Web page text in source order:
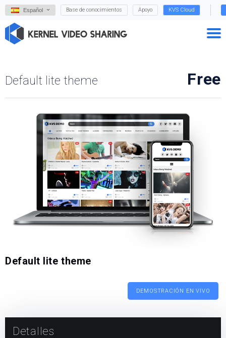
Español Base de conocimientos Apoyo KVS Cloud
Default lite theme Free
Default lite theme
DEMOSTRACIÓN EN VIVO
Detalles